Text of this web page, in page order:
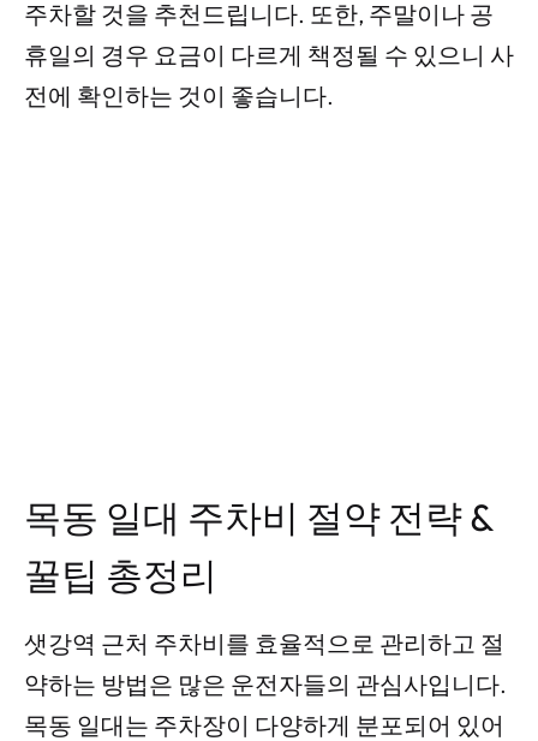
주차할 것을 추천드립니다. 또한, 주말이나 공
휴일의 경우 요금이 다르게 책정될 수 있으니 사
전에 확인하는 것이 좋습니다.
목동 일대 주차비 절약 전략 &
꿀팁 총정리
샛강역 근처 주차비를 효율적으로 관리하고 절
약하는 방법은 많은 운전자들의 관심사입니다.
목동 일대는 주차장이 다양하게 분포되어 있어